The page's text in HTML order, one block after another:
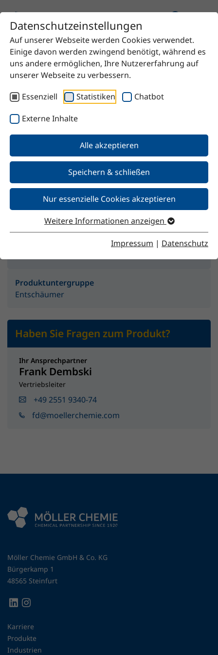
Datenschutzeinstellungen
Auf unserer Webseite werden Cookies verwendet.
Einige davon werden zwingend benötigt, während es
uns andere ermöglichen, Ihre Nutzererfahrung auf
unserer Webseite zu verbessern.
Essenziell
Statistiken Chatbot
Externe Inhalte
Alle akzeptieren
Speichern & schließen
Nur essenzielle Cookies akzeptieren
Weitere Informationen anzeigen
Impressum | Datenschutz
Startseite Produkt UNIQ®FLOW 415 S
UNIQ®FLOW 415 S
Merkmale
Produktuntergruppe
Entschäumer
Haben Sie Fragen zum Produkt?
Ihr Ansprechpartner
Frank Dembski
Vertriebsleiter
+49 2551 9340-74
fd@moellerchemie.com
Möller Chemie GmbH & Co. KG
Bürgerkamp 1
48565 Steinfurt
Karriere
Produkte
Industrien